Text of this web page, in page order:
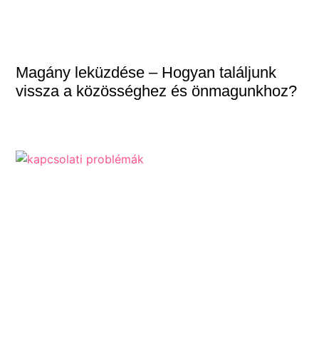
Magány leküzdése – Hogyan találjunk
vissza a közösséghez és önmagunkhoz?